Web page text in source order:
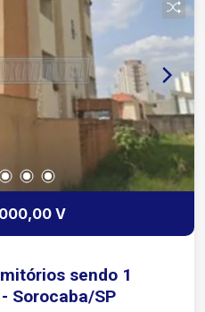
V
sendo 1
Sorocaba/SP